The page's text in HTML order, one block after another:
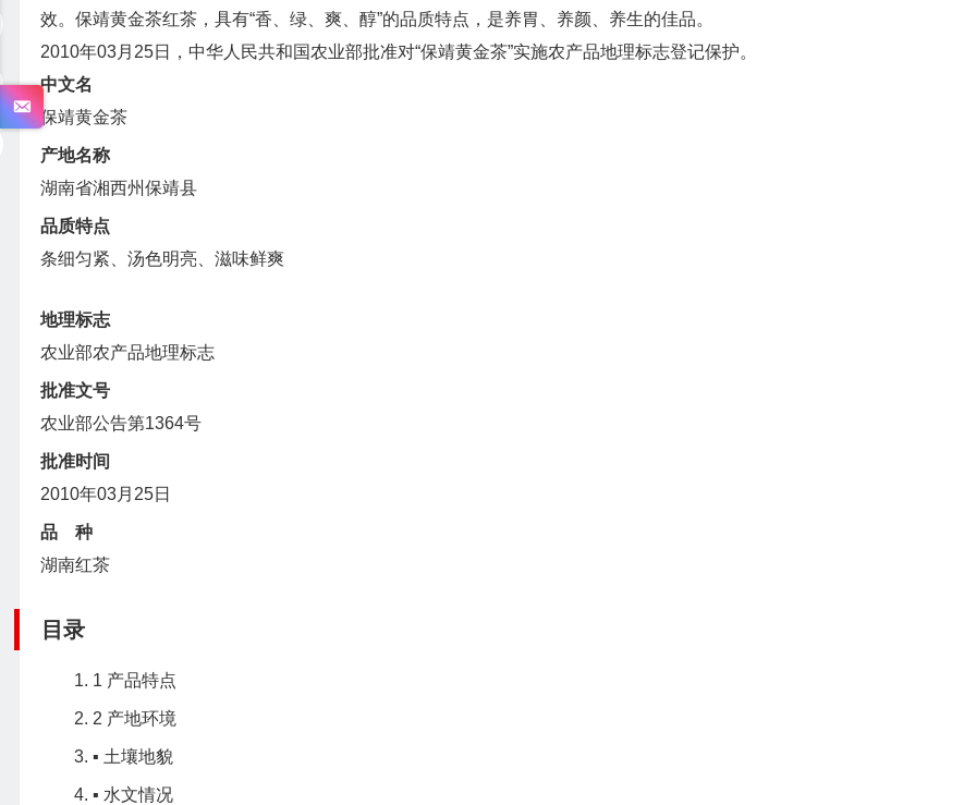
效。保靖黄金茶红茶，具有“香、绿、爽、醇”的品质特点，是养胃、养颜、养生的佳品。
2010年03月25日，中华人民共和国农业部批准对“保靖黄金茶”实施农产品地理标志登记保护。
中文名
保靖黄金茶
产地名称
湖南省湘西州保靖县
品质特点
条细匀紧、汤色明亮、滋味鲜爽
地理标志
农业部农产品地理标志
批准文号
农业部公告第1364号
批准时间
2010年03月25日
品 种
湖南红茶
目录
1 产品特点
2 产地环境
▪ 土壤地貌
▪ 水文情况